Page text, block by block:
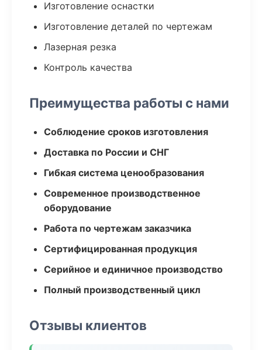
Изготовление оснастки
Изготовление деталей по чертежам
Лазерная резка
Контроль качества
Преимущества работы с нами
Соблюдение сроков изготовления
Доставка по России и СНГ
Гибкая система ценообразования
Современное производственное
оборудование
Работа по чертежам заказчика
Сертифицированная продукция
Серийное и единичное производство
Полный производственный цикл
Отзывы клиентов